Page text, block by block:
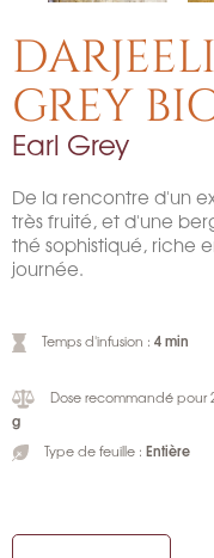
GREY
Earl Grey
De la rencontre d'un
très fruité, et d'une
thé sophistiqué, riche
journée.
Temps d'infusion : 4 min
Dose recommandé pour
g
Type de feuille : Entière